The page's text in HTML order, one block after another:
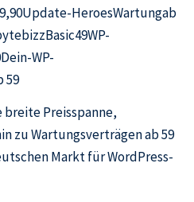
HeroesWartungab
WP-
59
breite Preisspanne,
zu Wartungsverträgen ab 59
Markt für WordPress-